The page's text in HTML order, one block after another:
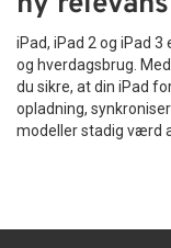
iPad, iPad 2 og iPad
og hverdagsbrug.
du sikre, at din iPad
opladning,
modeller stadig værd